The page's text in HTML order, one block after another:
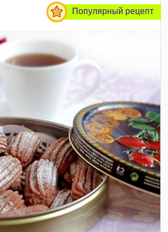
Популярный рецепт